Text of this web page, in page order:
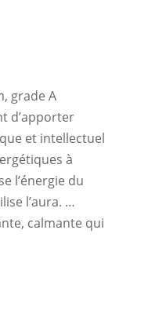
grade A
d’apporter
et intellectuel
à
l’énergie du
l’aura. …
calmante qui